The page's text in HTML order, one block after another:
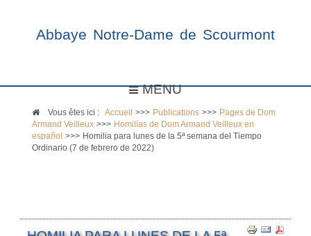
Abbaye Notre-Dame de Scourmont
MENU
Vous êtes ici :Accueil >>> Publications >>> Pages de Dom
Armand Veilleux >>> Homilías de Dom Armand Veilleux en
español
>>> Homilia para lunes de la 5ª semana del Tiempo
Ordinario (7 de febrero de 2022)